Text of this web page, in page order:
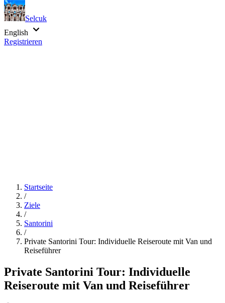
Selcuk
English
Registrieren
Startseite
/
Ziele
/
Santorini
/
Private Santorini Tour: Individuelle Reiseroute mit Van und
Reiseführer
Private Santorini Tour: Individuelle
Reiseroute mit Van und Reiseführer